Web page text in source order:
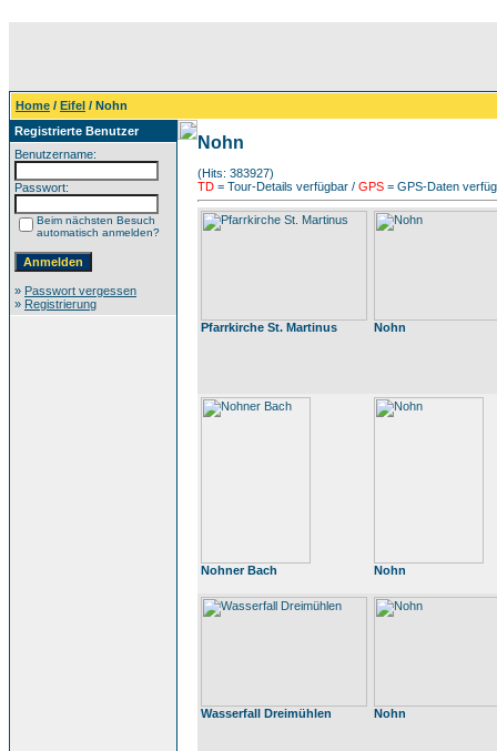
Home / Eifel / Nohn
Registrierte Benutzer
Benutzername:
Passwort:
Beim nächsten Besuch
automatisch anmelden?
» Passwort vergessen
» Registrierung
Nohn
(Hits: 383927)
TD = Tour-Details verfügbar / GPS = GPS-Daten
Pfarrkirche St. Martinus Nohn
Nohner Bach Nohn
Wasserfall Dreimühlen Nohn